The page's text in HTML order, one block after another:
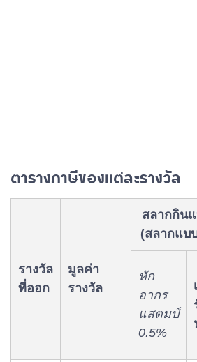
ตารางภาษีของแต่ละรางวัล
รางวัล
ที่ออก
มูลค่า
รางวัล
สลากกิน
(สลากแบ
หัก
อากร
แสตมป์
0.5%